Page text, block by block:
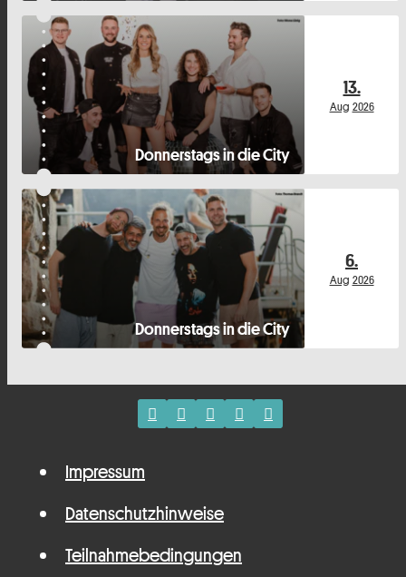
Donnerstags in die City
13.
Aug 2026
Donnerstags in die City
6.
Aug 2026
Impressum
Datenschutzhinweise
Teilnahmebedingungen